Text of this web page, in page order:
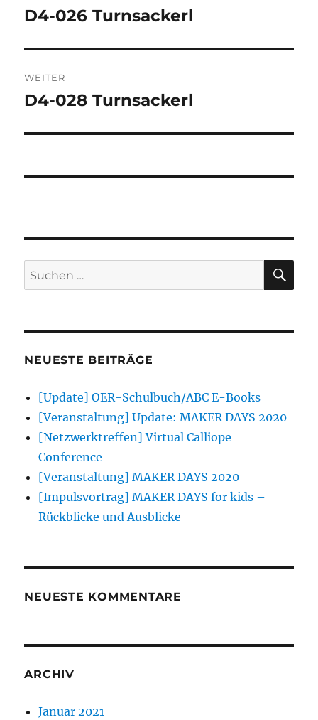
Vorheriger
D4-026 Turnsackerl
WEITER
Nächster
D4-028 Turnsackerl
Suchen
nach:
NEUESTE BEITRÄGE
[Update] OER-Schulbuch/ABC E-Books
[Veranstaltung] Update: MAKER DAYS 2020
[Netzwerktreffen] Virtual Calliope
Conference
[Veranstaltung] MAKER DAYS 2020
[Impulsvortrag] MAKER DAYS for kids –
Rückblicke und Ausblicke
NEUESTE KOMMENTARE
ARCHIV
Januar 2021